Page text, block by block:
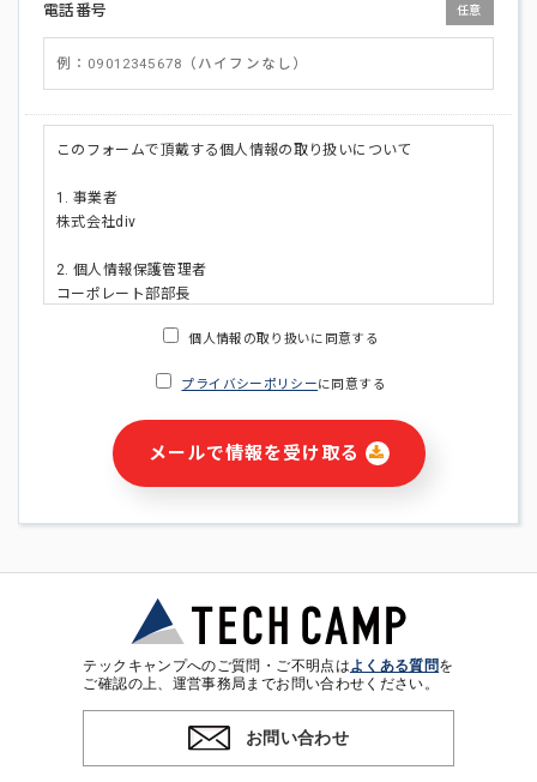
電話番号 任意
このフォームで頂戴する個人情報の取り扱いについて
1. 事業者
株式会社div
2. 個人情報保護管理者
コーポレート部部長
・ご請求された資料の送付のため
・本サービス及び本サービスに関連する情報(当社及び第三者の
サービス又は商品等の広告配信・宣伝を含みますが、それらに
・個人(法人の場合は担当者)を識別できない形式に加工した統
計情報の作成および利用
※上記の利用目的に基づいた本人への連絡及び配信について
4. 個人情報の第三者提供
個人情報の取り扱いに同意する
プライバシーポリシーに同意する
メールで情報を受け取る
テックキャンプへのご質問・ご不明点はよくある質問を
ご確認の上、運営事務局までお問い合わせください。
お問い合わせ